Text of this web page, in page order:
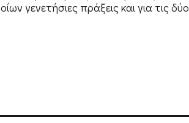
γενετήσιες πράξεις και για τις δύο